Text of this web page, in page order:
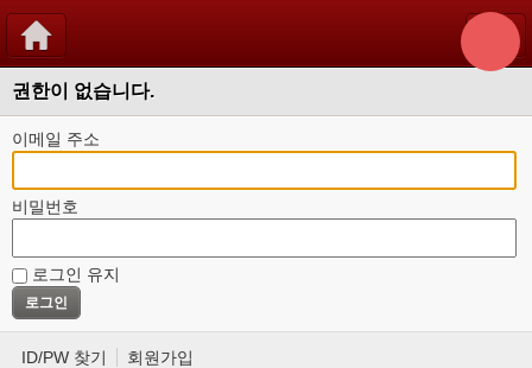
권한이 없습니다.
이메일 주소
비밀번호
로그인 유지
ID/PW 찾기 회원가입